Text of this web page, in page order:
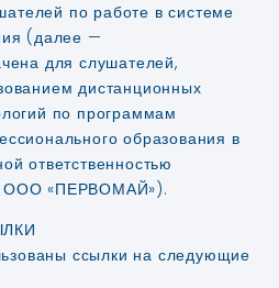
по работе в системе
(далее —
для слушателей,
дистанционных
по программам
образования в
ответственностью
ООО «ПЕРВОМАЙ»).
ссылки на следующие